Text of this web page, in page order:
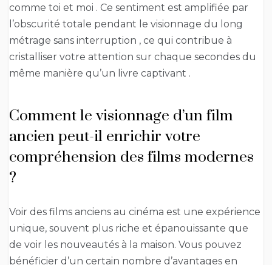
comme toi et moi . Ce sentiment est amplifiée par
l’obscurité totale pendant le visionnage du long
métrage sans interruption , ce qui contribue à
cristalliser votre attention sur chaque secondes du
même manière qu’un livre captivant .
Comment le visionnage d’un film
ancien peut-il enrichir votre
compréhension des films modernes
?
Voir des films anciens au cinéma est une expérience
unique, souvent plus riche et épanouissante que
de voir les nouveautés à la maison. Vous pouvez
bénéficier d’un certain nombre d’avantages en